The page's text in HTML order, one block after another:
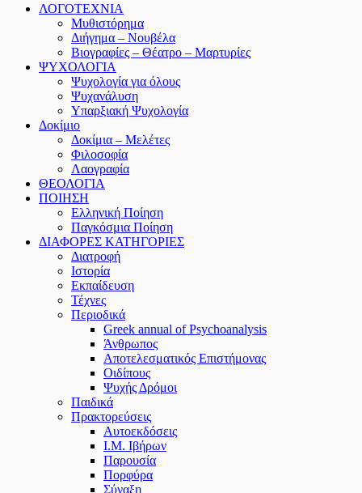
ΛΟΓΟΤΕΧΝΙΑ
Μυθιστόρημα
Διήγημα – Νουβέλα
Βιογραφίες – Θέατρο – Μαρτυρίες
ΨΥΧΟΛΟΓΙΑ
Ψυχολογία για όλους
Ψυχανάλυση
Υπαρξιακή Ψυχολογία
Δοκίμιο
Δοκίμια – Μελέτες
Φιλοσοφία
Λαογραφία
ΘΕΟΛΟΓΙΑ
ΠΟΙΗΣΗ
Ελληνική Ποίηση
Παγκόσμια Ποίηση
ΔΙΑΦΟΡΕΣ ΚΑΤΗΓΟΡΙΕΣ
Διατροφή
Ιστορία
Εκπαίδευση
Τέχνες
Περιοδικά
Greek annual of Psychoanalysis
Άνθρωπος
Αποτελεσματικός Επιστήμονας
Οιδίπους
Ψυχής Δρόμοι
Παιδικά
Πρακτoρεύσεις
Αυτοεκδόσεις
Ι.Μ. Ιβήρων
Παρουσία
Πορφύρα
Σύναξη